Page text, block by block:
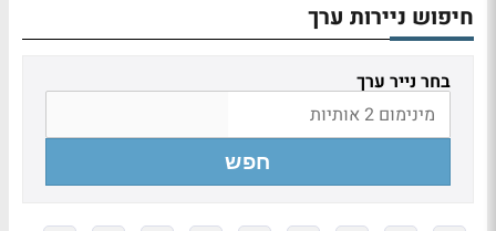
חיפוש ניירות ערך
בחר נייר ערך
חפש